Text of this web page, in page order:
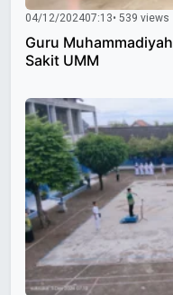
04/12/202407:13• 539 views
Guru
Sakit UMM